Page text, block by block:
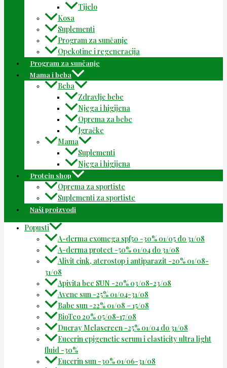
Tijelo
Kosa
Suplementi
Program za sunčanje
Opekotine i regeneracija
Program za sunčanje
Mama i beba
Beba
Zdravlje bebe
Njega i higijena
Oprema za bebe
Igračke
Mama
Suplementi
Njega i higijena
Protein shop
Oprema za sportiste
Suplementi za sportiste
Naši proizvodi
Popusti
A-derma exomega spf50 -30% 01/05 do 31/08
A-derma protect -50% 01/04 do 31/08
Alivit cink, aterostop i antiparazit -20% 01/08-
31/08
Apivita bee SUN -20% 03/08-23/08
Avene sun -25% 01/04-31/08
Babe sun -22% 01/08 – 15/08
BioTeo 20% 05/08-17/08
Ducray Melascreen -25% 01/04 do 31/08
Eucerin epigenetic serum i elasticity ultra light
fluid -30%
Eucerin sun -30% 01/06-31/08